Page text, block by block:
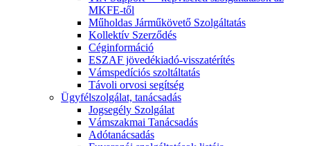
MKFE-től
Műholdas Járműkövető Szolgáltatás
Kollektív Szerződés
Céginformáció
ESZAF jövedékiadó-visszatérítés
Vámspedíciós szoltáltatás
Távoli orvosi segítség
Ügyfélszolgálat, tanácsadás
Jogsegély Szolgálat
Vámszakmai Tanácsadás
Adótanácsadás